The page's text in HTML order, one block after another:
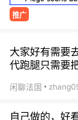
推广
大家好有需要
代跑腿只需要
闲聊法国
自己做的，好